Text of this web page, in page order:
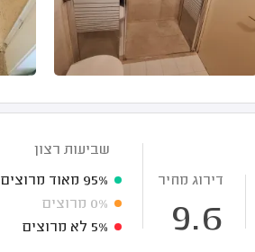
דירוג מחיר
9.6
שביעות רצון
95% מאוד מרוצים
0% מרוצים
5% לא מרוצים